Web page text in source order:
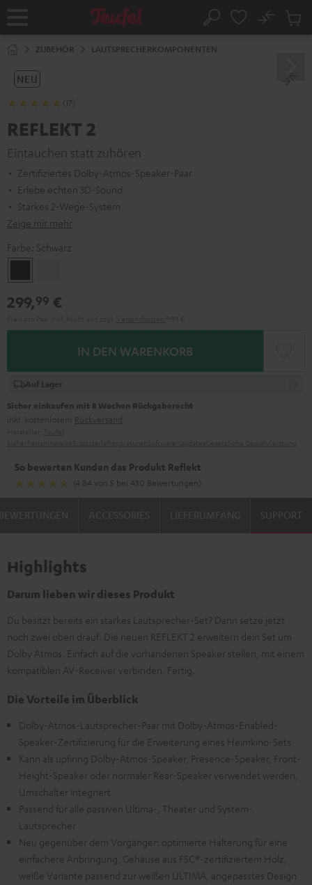
Startseite Suche
No
ZUBEHÖR LAUTSPRECHERKOMPONENTEN
NEU
(17)
REFLEKT 2
Eintauchen statt zuhören
Zertifiziertes Dolby-Atmos-Speaker-Paar
Erlebe echten 3D-Sound
Starkes 2-Wege-System
Zeige mir mehr
Farbe: Schwarz
299,99 €
IN DEN WARENKORB
Auf Lager
Sicher einkaufen mit 8 Wochen Rückgaberecht
inkl. kostenlosem Rückversand
So bewerten Kunden das Produkt Reflekt
(4.84 von 5 bei 430 Bewertungen)
SUPPORT
Highlights
Darum lieben wir dieses Produkt
Du besitzt bereits ein starkes Lautsprecher-Set? Dann setze jetzt
noch zwei oben drauf. Die neuen REFLEKT 2 erweitern dein Set um
Dolby Atmos. Einfach auf die vorhandenen Speaker stellen, mit einem
kompatiblen AV-Receiver verbinden. Fertig.
Die Vorteile im Überblick
Dolby-Atmos-Lautsprecher-Paar mit Dolby-Atmos-Enabled-
Speaker-Zertifizierung für die Erweiterung eines Heimkino-Sets
Kann als upfiring Dolby-Atmos-Speaker, Presence-Speaker, Front-
Height-Speaker oder normaler Rear-Speaker verwendet werden,
Umschalter integriert
Passend für alle passiven Ultima-, Theater und System-
Lautsprecher
Neu gegenüber dem Vorgänger: optimierte Halterung für eine
einfachere Anbringung, Gehäuse aus FSC®-zertifiziertem Holz,
weiße Variante passend zur weißen ULTIMA, angepasstes Design